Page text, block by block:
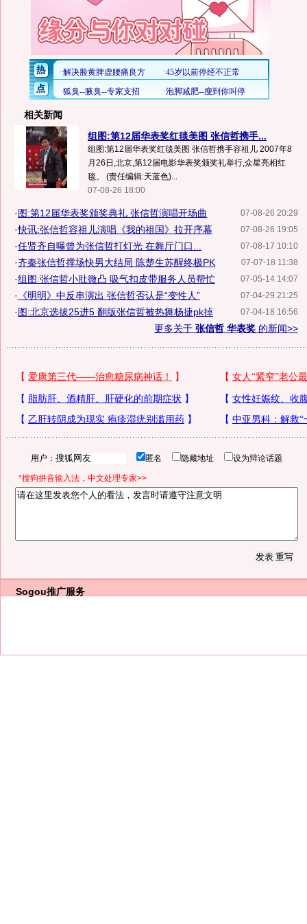
相关新闻
组图:第12届华表奖红毯美图 张信哲携手...
组图:第12届华表奖红毯美图 张信哲携手容祖儿 2007年8
月26日,北京,第12届电影华表奖颁奖礼举行,众星亮相红
毯。 (责任编辑:天蓝色)...
07-08-26 18:00
07-08-26 20:29
·图:第12届华表奖颁奖典礼 张信哲演唱开场曲
07-08-26 19:05
·快讯:张信哲容祖儿演唱《我的祖国》拉开序幕
07-08-17 10:10
·任贤齐自曝曾为张信哲打灯光 在舞厅门口...
07-07-18 11:38
·齐秦张信哲撑场快男大结局 陈楚生苏醒终极PK
07-05-14 14:07
·组图:张信哲小肚微凸 吸气扣皮带服务人员帮忙
07-04-29 21:25
· 《明明》中反串演出 张信哲否认是“变性人”
07-04-18 16:56
·图:北京选拔25进5 翻版张信哲被热舞杨捷pk掉
更多关于 张信哲 华表奖 的新闻>>
用户： 匿名 隐藏地址 设为辩论话题
*搜狗拼音输入法，中文处理专家>>
Sogou推广服务